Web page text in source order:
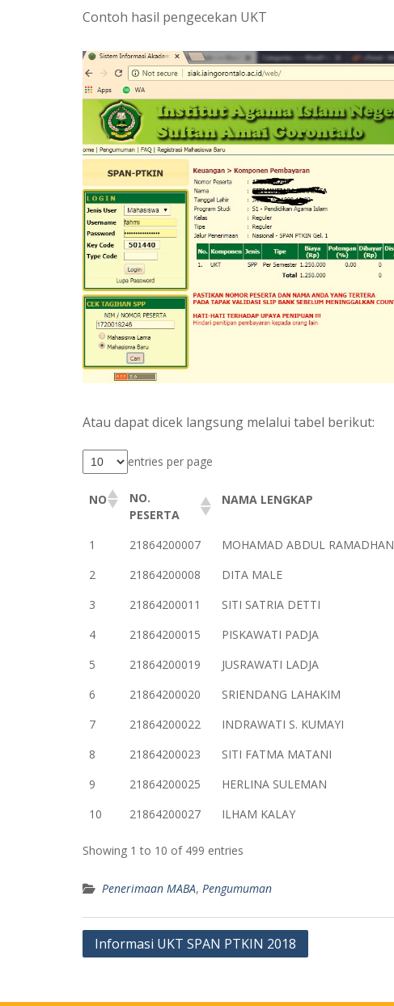
Contoh hasil pengecekan UKT
Atau dapat dicek langsung melalui tabel berikut:
entries per page
NO
NO.
PESERTA
NAMA LENGKAP
1
21864200007 MOHAMAD ABDUL RAMADHAN
2
21864200008 DITA MALE
3
21864200011 SITI SATRIA DETTI
4
21864200015 PISKAWATI PADJA
5
21864200019 JUSRAWATI LADJA
6
21864200020 SRIENDANG LAHAKIM
7
21864200022 INDRAWATI S. KUMAYI
8
21864200023 SITI FATMA MATANI
9
21864200025 HERLINA SULEMAN
10
21864200027 ILHAM KALAY
Showing 1 to 10 of 499 entries
Penerimaan MABA, Pengumuman
Post
Informasi UKT SPAN PTKIN 2018